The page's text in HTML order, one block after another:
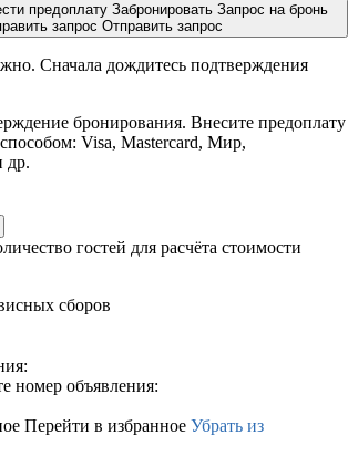
предоплату Забронировать Запрос на бронь
запрос Отправить запрос
Сначала дождитесь подтверждения
бронирования. Внесите предоплату
Visa, Mastercard, Мир,
др.
гостей для расчёта стоимости
сборов
номер объявления:
Перейти в избранное Убрать из